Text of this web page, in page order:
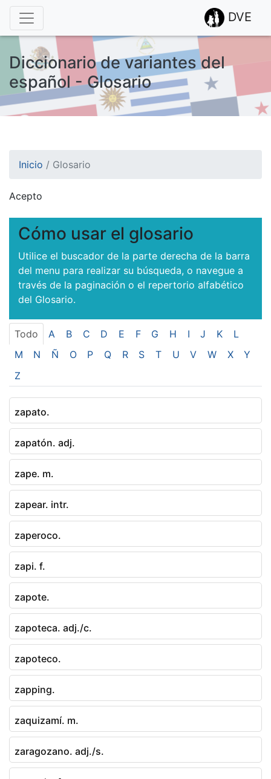
DVE
Diccionario de variantes del
español - Glosario
Inicio / Glosario
Acepto
Esto nos ayuda a recolectar estadísticas de las visitas.
Cómo usar el glosario
Utilice el buscador de la parte derecha de la barra
del menu para realizar su búsqueda, o navegue a
través de la paginación o el repertorio alfabético
del Glosario.
Todo A B C D E F G H I J K
L
M
N Ñ O P Q R S T U V W X
Y
Z
zapato.
zapatón. adj.
zape. m.
zapear. intr.
zaperoco.
zapi. f.
zapote.
zapoteca. adj./c.
zapoteco.
zapping.
zaquizamí. m.
zaragozano. adj./s.